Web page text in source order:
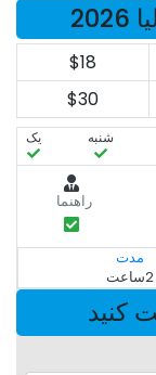
$18
$30
شنبه یک
راهنما
مدت
2ساعت
کنید